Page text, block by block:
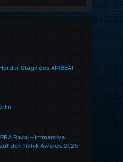
Stage des AIRBEAT
Raval – Immersive
den TikTok Awards 2025